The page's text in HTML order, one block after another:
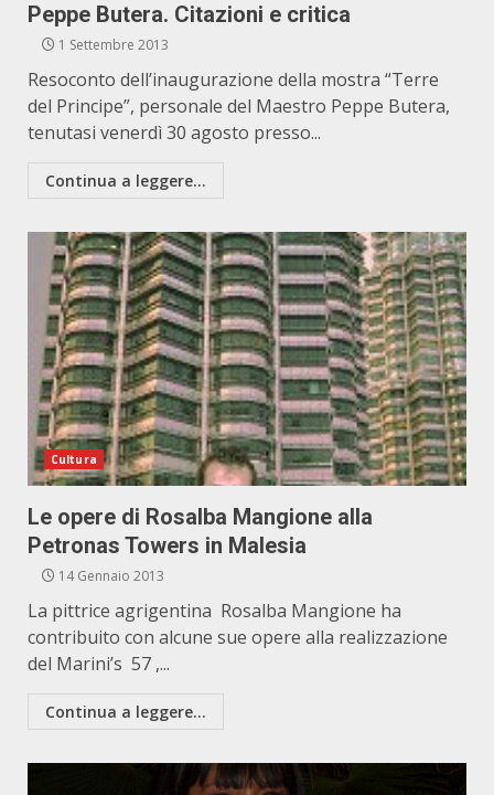
Peppe Butera. Citazioni e critica
1 Settembre 2013
Resoconto dell’inaugurazione della mostra “Terre
del Principe”, personale del Maestro Peppe Butera,
tenutasi venerdì 30 agosto presso...
Continua a leggere...
Cultura
Le opere di Rosalba Mangione alla
Petronas Towers in Malesia
14 Gennaio 2013
La pittrice agrigentina Rosalba Mangione ha
contribuito con alcune sue opere alla realizzazione
del Marini’s 57 ,...
Continua a leggere...